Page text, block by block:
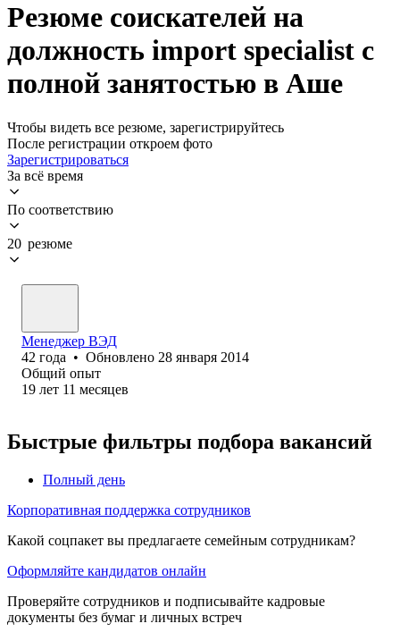
Резюме соискателей на
должность import specialist с
полной занятостью в Аше
Чтобы видеть все резюме, зарегистрируйтесь
После регистрации откроем фото
Зарегистрироваться
За всё время
По соответствию
20 резюме
Менеджер ВЭД
42 года • Обновлено 28 января 2014
Общий опыт
19 лет 11 месяцев
Быстрые фильтры подбора вакансий
Полный день
Корпоративная поддержка сотрудников
Какой соцпакет вы предлагаете семейным сотрудникам?
Оформляйте кандидатов онлайн
Проверяйте сотрудников и подписывайте кадровые
документы без бумаг и личных встреч